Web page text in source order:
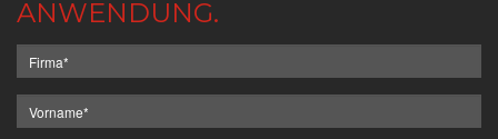
ANWENDUNG.